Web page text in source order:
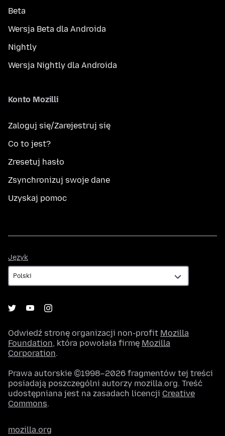
Beta
Wersja Beta dla Androida
Nightly
Wersja Nightly dla Androida
Konto Mozilli
Zaloguj się/Zarejestruj się
Co to jest?
Zresetuj hasło
Zsynchronizuj swoje dane
Uzyskaj pomoc
Język
Odwiedź stronę organizacji non-profit Mozilla
Foundation, która powołała firmę Mozilla
Corporation.
Prawa autorskie ©1998–2026 fragmentów tej treści
posiadają poszczególni autorzy mozilla.org. Treść
udostępniana jest na zasadach licencji Creative
Commons.
mozilla.org